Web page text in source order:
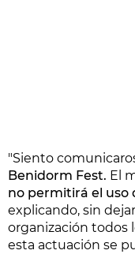
"Siento
Benidorm Fest. El
no permitirá el uso
explicando, sin
organización todos
esta actuación se